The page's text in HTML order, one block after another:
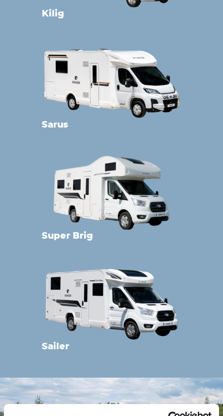
Kilig
Sarus
Super Brig
Sailer